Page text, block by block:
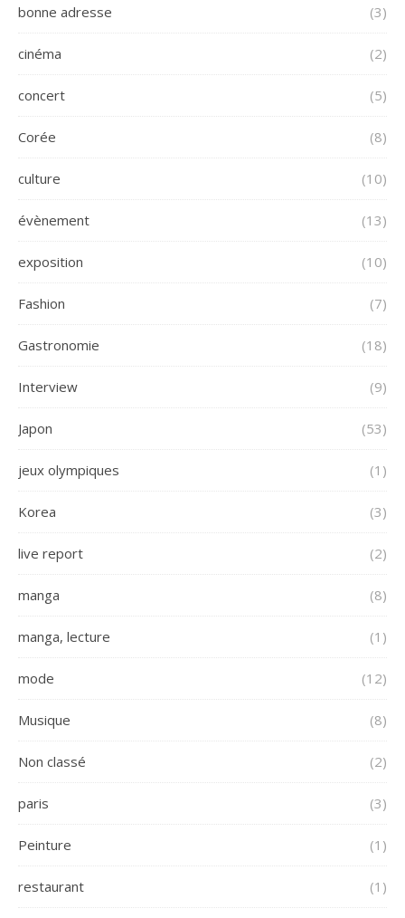
bonne adresse (3)
cinéma (2)
concert (5)
Corée (8)
culture (10)
évènement (13)
exposition (10)
Fashion (7)
Gastronomie (18)
Interview (9)
Japon (53)
jeux olympiques (1)
Korea (3)
live report (2)
manga (8)
manga, lecture (1)
mode (12)
Musique (8)
Non classé (2)
paris (3)
Peinture (1)
restaurant (1)